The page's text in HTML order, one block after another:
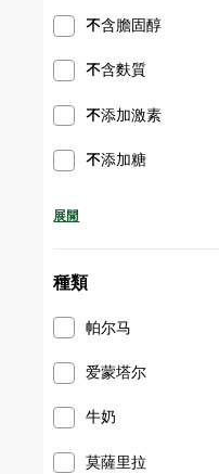
不含膽固醇
不含麩質
不添加激素
不添加糖
展開
種類
帕尔马
爱蒙塔尔
牛奶
莫薩里拉